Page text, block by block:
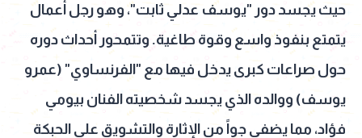
حيث يجسد دور "يوسف عدلي ثابت"، وهو رجل أعمال
يتمتع بنفوذ واسع وقوة طاغية. وتتمحور أحداث دوره
حول صراعات كبرى يدخل فيها مع "الفرنساوي" (عمرو
يوسف) ووالده الذي يجسد شخصيته الفنان بيومي
فؤاد، مما يضفي جواً من الإثارة والتشويق على الحبكة